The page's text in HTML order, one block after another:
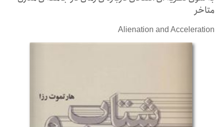
متاخر
Alienation and Acceleration